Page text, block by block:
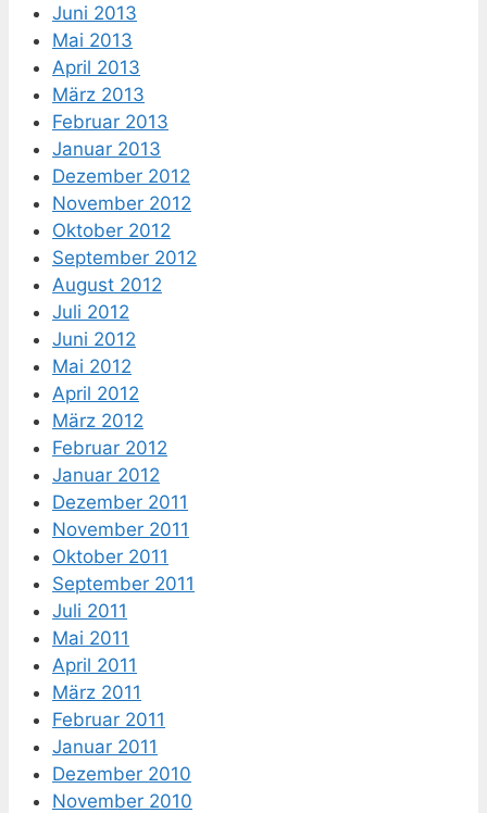
Juni 2013
Mai 2013
April 2013
März 2013
Februar 2013
Januar 2013
Dezember 2012
November 2012
Oktober 2012
September 2012
August 2012
Juli 2012
Juni 2012
Mai 2012
April 2012
März 2012
Februar 2012
Januar 2012
Dezember 2011
November 2011
Oktober 2011
September 2011
Juli 2011
Mai 2011
April 2011
März 2011
Februar 2011
Januar 2011
Dezember 2010
November 2010